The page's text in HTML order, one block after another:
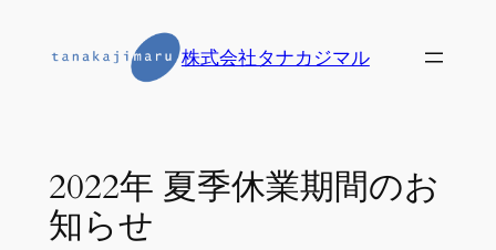
株式会社タナカジマル
2022年 夏季休業期間のお
知らせ